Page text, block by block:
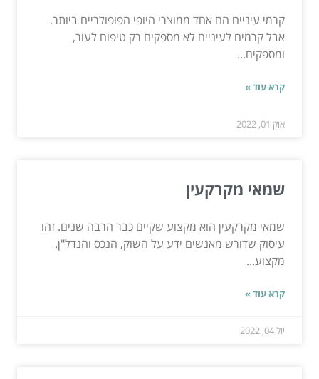
קרמי עיניים הם אחד ממוצרי היופי הפופולריים ביותר.
אבל קרמים לעיניים לא מספקים רק טיפוח לעור,
ומספקים...
קרא עוד »
אוק 01, 2022
שמאי מקרקעין
שמאי מקרקעין הוא מקצוע שקיים כבר הרבה שנים. זהו
עיסוק שדורש מאנשים ידע על השוק, הנכס והנדל"ן.
מקצוע...
קרא עוד »
יול 04, 2022